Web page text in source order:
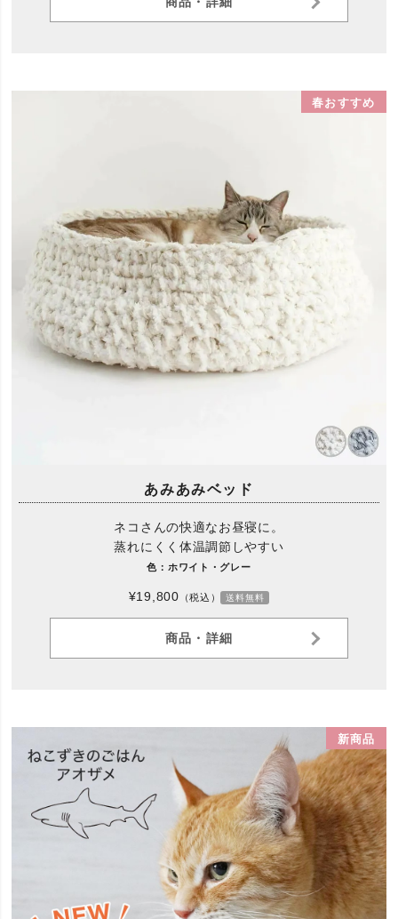
春おすすめ
あみあみベッド
ネコさんの快適なお昼寝に。
蒸れにくく体温調節しやすい
色：ホワイト・グレー
¥19,800 （税込） 送料無料
商品・詳細
新商品